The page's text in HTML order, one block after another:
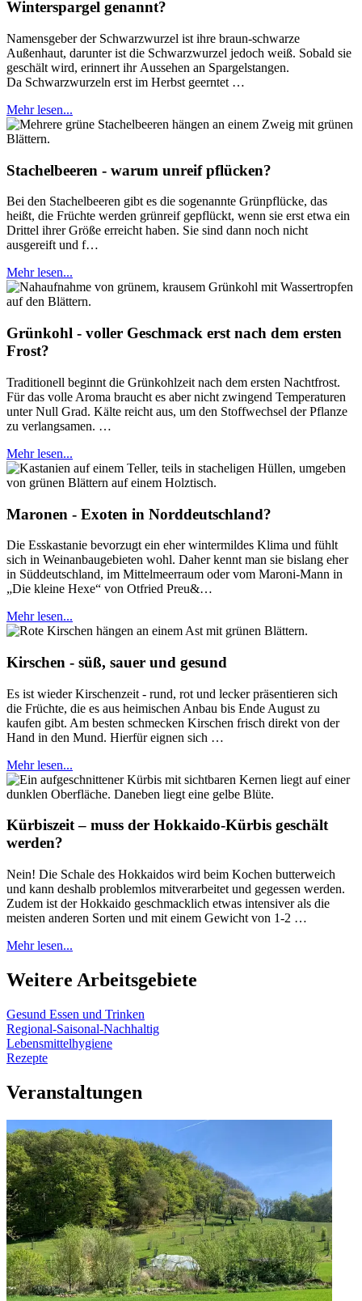
Winterspargel genannt?
Namensgeber der Schwarzwurzel ist ihre braun-schwarze
Außenhaut, darunter ist die Schwarzwurzel jedoch weiß. Sobald sie
geschält wird, erinnert ihr Aussehen an Spargelstangen.
Da Schwarzwurzeln erst im Herbst geerntet …
Mehr lesen...
Stachelbeeren - warum unreif pflücken?
Bei den Stachelbeeren gibt es die sogenannte Grünpflücke, das
heißt, die Früchte werden grünreif gepflückt, wenn sie erst etwa ein
Drittel ihrer Größe erreicht haben. Sie sind dann noch nicht
ausgereift und f…
Mehr lesen...
Grünkohl - voller Geschmack erst nach dem ersten
Frost?
Traditionell beginnt die Grünkohlzeit nach dem ersten Nachtfrost.
Für das volle Aroma braucht es aber nicht zwingend Temperaturen
unter Null Grad. Kälte reicht aus, um den Stoffwechsel der Pflanze
zu verlangsamen. …
Mehr lesen...
Maronen - Exoten in Norddeutschland?
Die Esskastanie bevorzugt ein eher wintermildes Klima und fühlt
sich in Weinanbaugebieten wohl. Daher kennt man sie bislang eher
in Süddeutschland, im Mittelmeerraum oder vom Maroni-Mann in
„Die kleine Hexe“ von Otfried Preu&…
Mehr lesen...
Kirschen - süß, sauer und gesund
Es ist wieder Kirschenzeit - rund, rot und lecker präsentieren sich
die Früchte, die es aus heimischen Anbau bis Ende August zu
kaufen gibt. Am besten schmecken Kirschen frisch direkt von der
Hand in den Mund. Hierfür eignen sich …
Mehr lesen...
Kürbiszeit – muss der Hokkaido-Kürbis geschält
werden?
Nein! Die Schale des Hokkaidos wird beim Kochen butterweich
und kann deshalb problemlos mitverarbeitet und gegessen werden.
Zudem ist der Hokkaido geschmacklich etwas intensiver als die
meisten anderen Sorten und mit einem Gewicht von 1-2 …
Mehr lesen...
Weitere Arbeitsgebiete
Gesund Essen und Trinken
Regional-Saisonal-Nachhaltig
Lebensmittelhygiene
Rezepte
Veranstaltungen